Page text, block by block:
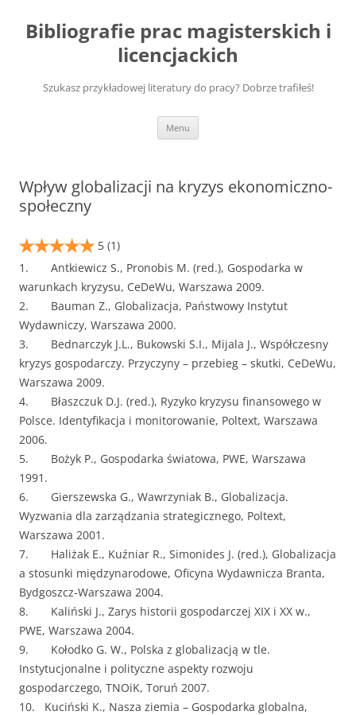
treści
Bibliografie prac magisterskich i
licencjackich
Szukasz przykładowej literatury do pracy? Dobrze trafiłeś!
Menu
Wpływ globalizacji na kryzys ekonomiczno-
społeczny
5 (1)
1. Antkiewicz S., Pronobis M. (red.), Gospodarka w
warunkach kryzysu, CeDeWu, Warszawa 2009.
2. Bauman Z., Globalizacja, Państwowy Instytut
Wydawniczy, Warszawa 2000.
3. Bednarczyk J.L., Bukowski S.I., Mijala J., Współczesny
kryzys gospodarczy. Przyczyny – przebieg – skutki, CeDeWu,
Warszawa 2009.
4. Błaszczuk D.J. (red.), Ryzyko kryzysu finansowego w
Polsce. Identyfikacja i monitorowanie, Poltext, Warszawa
2006.
5. Bożyk P., Gospodarka światowa, PWE, Warszawa
1991.
6. Gierszewska G., Wawrzyniak B., Globalizacja.
Wyzwania dla zarządzania strategicznego, Poltext,
Warszawa 2001.
7. Haliżak E., Kuźniar R., Simonides J. (red.), Globalizacja
a stosunki międzynarodowe, Oficyna Wydawnicza Branta,
Bydgoszcz-Warszawa 2004.
8. Kaliński J., Zarys historii gospodarczej XIX i XX w.,
PWE, Warszawa 2004.
9. Kołodko G. W., Polska z globalizacją w tle.
Instytucjonalne i polityczne aspekty rozwoju
gospodarczego, TNOiK, Toruń 2007.
10. Kuciński K., Nasza ziemia – Gospodarka globalna,